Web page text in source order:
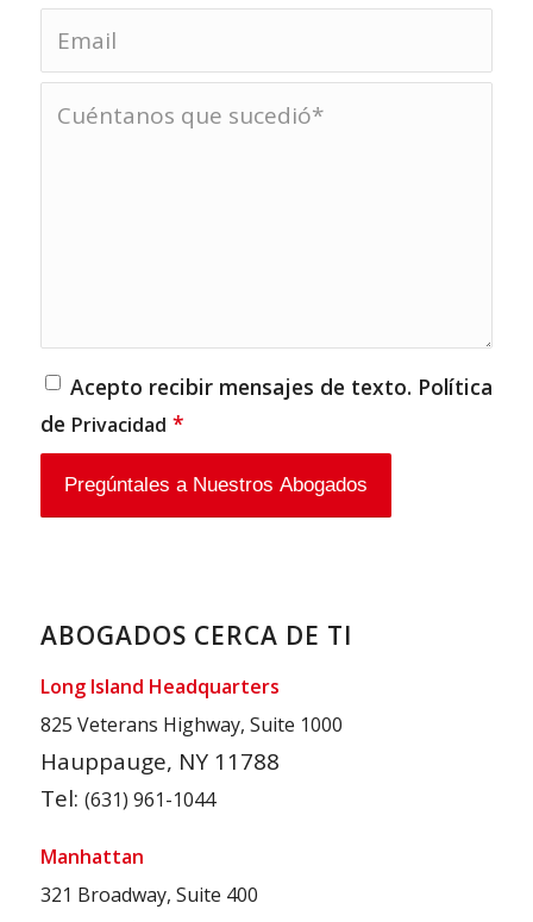
Acepto recibir mensajes de texto. Política
de Privacidad *
ABOGADOS CERCA DE TI
Long Island Headquarters
825 Veterans Highway, Suite 1000
Hauppauge, NY 11788
Tel: (631) 961-1044
Manhattan
321 Broadway, Suite 400